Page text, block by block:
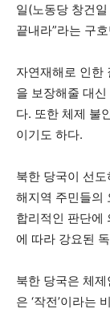
일(노동당 창건
끝내라”라는 구
자연재해로 인한
을 보장해줄 대신
다. 또한 체제 불
이기도 하다.
북한 당국이 선
해지역 주민들의
합리적인 판단에
에 따라 강요된
북한 당국은 체제
은 ‘작전’이라는